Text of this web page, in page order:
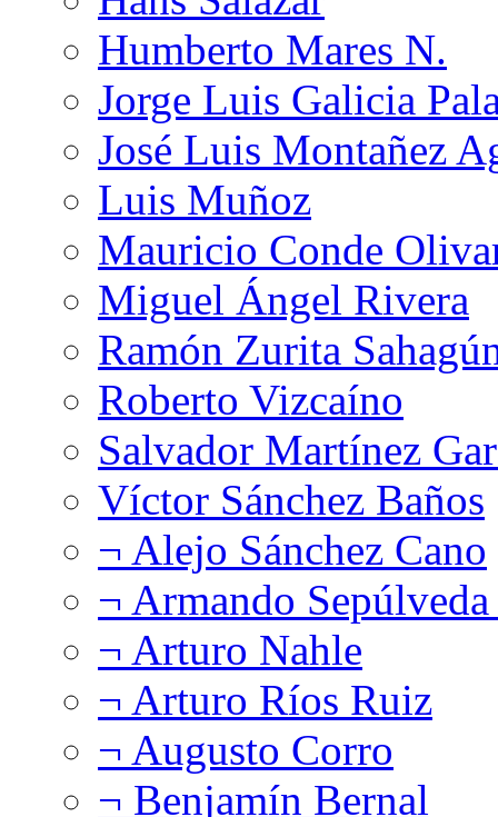
Humberto Mares N.
Jorge Luis Galicia
José Luis Montañez
Luis Muñoz
Mauricio Conde
Miguel Ángel Rivera
Ramón Zurita
Roberto Vizcaíno
Salvador Martínez
Víctor Sánchez Baños
¬ Alejo Sánchez Cano
¬ Armando
¬ Arturo Nahle
¬ Arturo Ríos Ruiz
¬ Augusto Corro
¬ Benjamín Bernal